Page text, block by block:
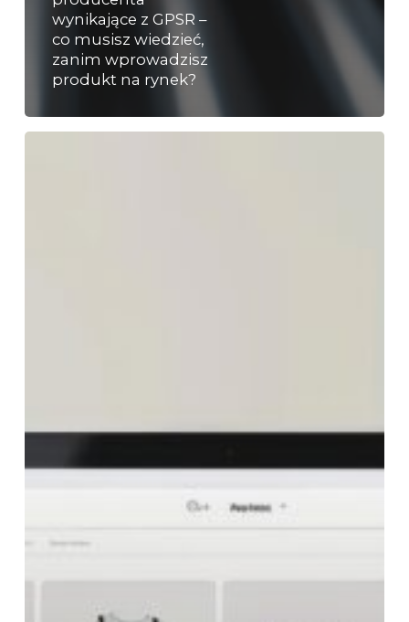
wynikające z GPSR –
co musisz wiedzieć,
zanim wprowadzisz
produkt na rynek?